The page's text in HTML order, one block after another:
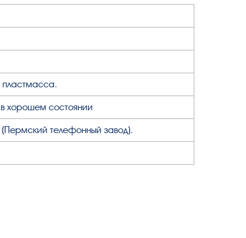
пластмасса.
хорошем состоянии
(Пермский телефонный завод).